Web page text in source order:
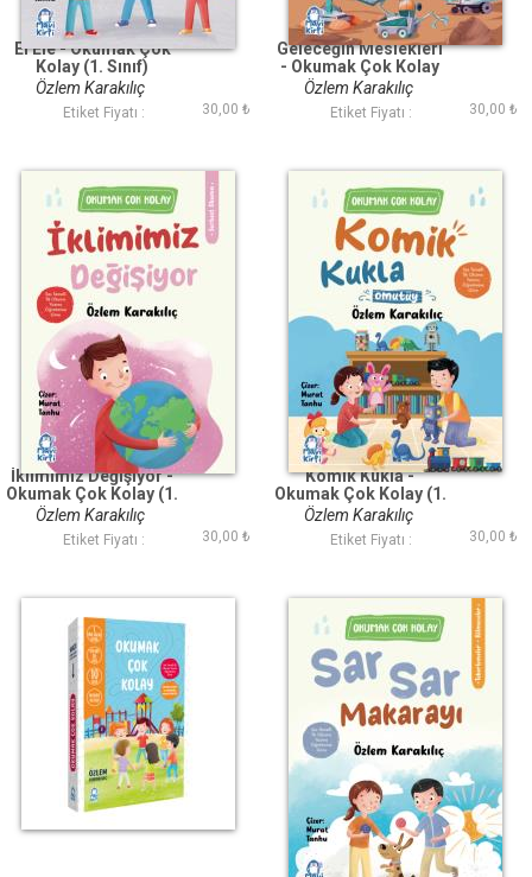
El Ele - Okumak Çok
Kolay (1. Sınıf)
Özlem Karakılıç
Etiket Fiyatı : 30,00 ₺
Geleceğin Meslekleri
- Okumak Çok Kolay
(1. Sınıf)
Özlem Karakılıç
Etiket Fiyatı : 30,00 ₺
İklimimiz Değişiyor -
Okumak Çok Kolay (1.
Sınıf)
Özlem Karakılıç
Etiket Fiyatı : 30,00 ₺
Komik Kukla -
Okumak Çok Kolay (1.
Sınıf)
Özlem Karakılıç
Etiket Fiyatı : 30,00 ₺